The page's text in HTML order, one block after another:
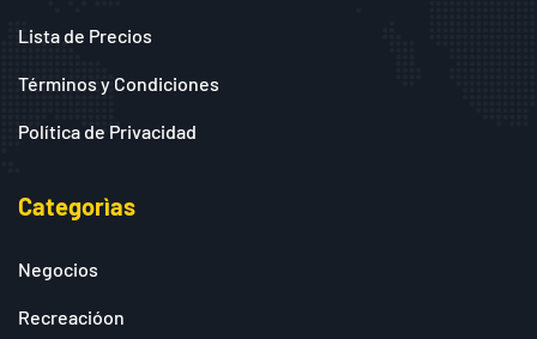
Lista de Precios
Términos y Condiciones
Política de Privacidad
Categorìas
Negocios
Recreacióon